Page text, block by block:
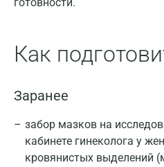
Как
Заранее
забор мазков на
кабинете гинеколога у
кровянистых выделений